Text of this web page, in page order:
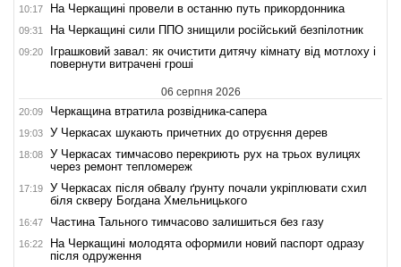
10:17 На Черкащині провели в останню путь прикордонника
09:31 На Черкащині сили ППО знищили російський безпілотник
09:20
Іграшковий завал: як очистити дитячу кімнату від мотлоху і
повернути витрачені гроші
06 серпня 2026
20:09 Черкащина втратила розвідника-сапера
19:03 У Черкасах шукають причетних до отруєння дерев
18:08
У Черкасах тимчасово перекриють рух на трьох вулицях
через ремонт тепломереж
17:19
У Черкасах після обвалу ґрунту почали укріплювати схил
біля скверу Богдана Хмельницького
16:47 Частина Тального тимчасово залишиться без газу
16:22
На Черкащині молодята оформили новий паспорт одразу
після одруження